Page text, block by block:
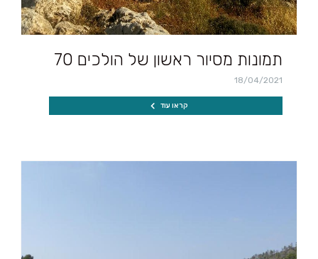
תמונות מסיור ראשון של הולכים 70
18/04/2021
קראו עוד